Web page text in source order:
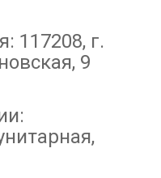
117208, г.
9